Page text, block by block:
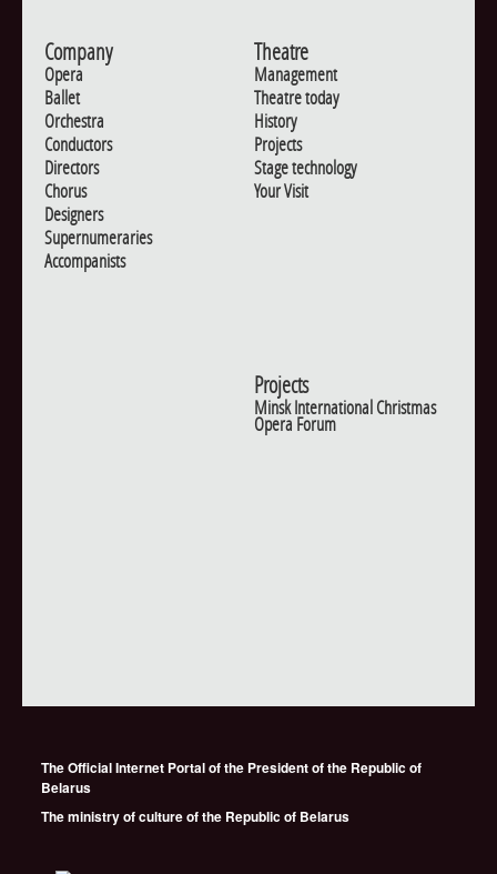
Company
Opera
Ballet
Orchestra
Conductors
Directors
Chorus
Designers
Supernumeraries
Accompanists
Theatre
Management
Theatre today
History
Projects
Stage technology
Your Visit
Projects
Minsk International Christmas
Opera Forum
The Official Internet Portal of the President of the Republic of
Belarus
The ministry of culture of the Republic of Belarus